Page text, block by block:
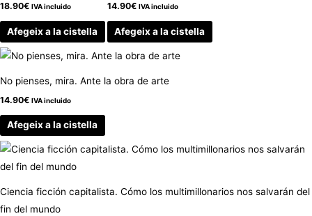
18.90€ IVA incluido
Afegeix a la cistella
14.90€ IVA incluido
Afegeix a la cistella
No pienses, mira. Ante la obra de arte
14.90€ IVA incluido
Afegeix a la cistella
Ciencia ficción capitalista. Cómo los multimillonarios nos salvarán del
fin del mundo